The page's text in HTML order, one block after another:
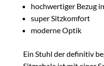
hochwertiger Bezug
super Sitzkomfort
moderne Optik
Ein Stuhl der definitiv